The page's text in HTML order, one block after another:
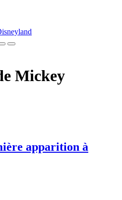
Mickey
apparition à